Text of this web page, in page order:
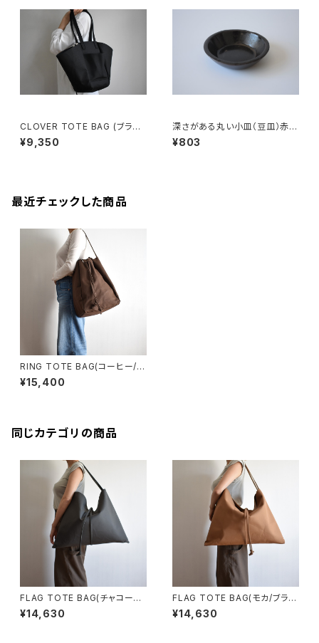
CLOVER TOTE BAG (ブラッ
ク)
¥9,350
深さがある丸い小皿（豆皿）赤土
×錆釉
¥803
最近チェックした商品
RING TOTE BAG(コーヒー/ブ
ラウン)
¥15,400
同じカテゴリの商品
FLAG TOTE BAG(チャコール/
グレー)
¥14,630
FLAG TOTE BAG(モカ/ブラウ
ン)
¥14,630